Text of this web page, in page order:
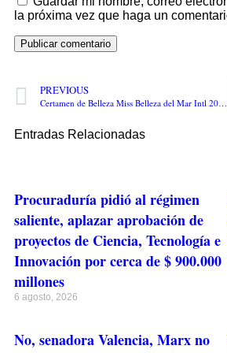
la próxima vez que haga un
PREVIOUS
Certamen de Belleza Miss Belleza del Mar Intl 2022 se llevará a cabo en Barranquilla
Entradas Relacionadas
Procuraduría pidió al régimen
saliente, aplazar aprobación de
proyectos de Ciencia, Tecnología e
Innovación por cerca de $ 900.000
millones
6 agosto, 2026
No, senadora Valencia, Marx no